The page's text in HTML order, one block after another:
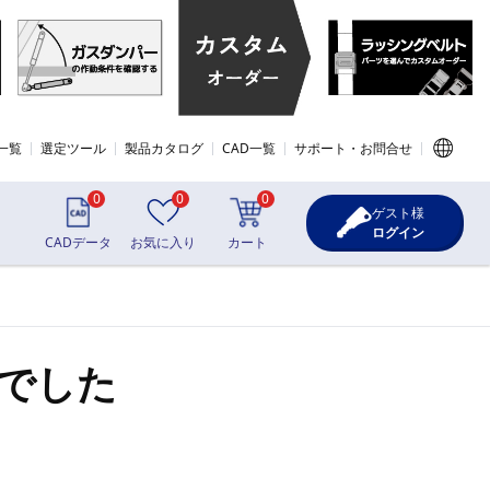
覧 選定ツール 製品カタログ CAD一覧 サポート・お問合せ
0
CADデータ
0
お気に入り
0
カート
ゲスト様
ログイン
した